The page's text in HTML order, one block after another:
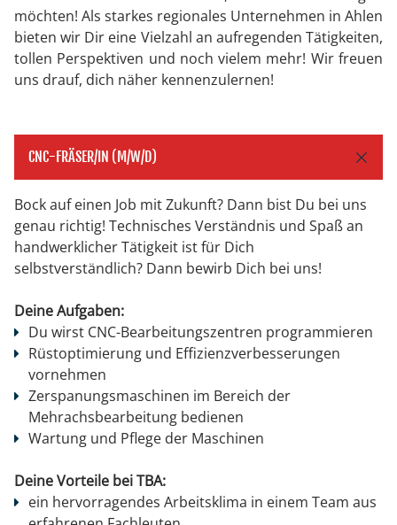
möchten! Als starkes regionales Unternehmen in Ahlen
bieten wir Dir eine Vielzahl an aufregenden Tätigkeiten,
tollen Perspektiven und noch vielem mehr! Wir freuen
uns drauf, dich näher kennenzulernen!
CNC-FRÄSER/IN (M/W/D)
Bock auf einen Job mit Zukunft? Dann bist Du bei uns
genau richtig! Technisches Verständnis und Spaß an
handwerklicher Tätigkeit ist für Dich
selbstverständlich? Dann bewirb Dich bei uns!
Deine Aufgaben:
Du wirst CNC-Bearbeitungszentren programmieren
Rüstoptimierung und Effizienzverbesserungen
vornehmen
Zerspanungsmaschinen im Bereich der
Mehrachsbearbeitung bedienen
Wartung und Pflege der Maschinen
Deine Vorteile bei TBA:
ein hervorragendes Arbeitsklima in einem Team aus